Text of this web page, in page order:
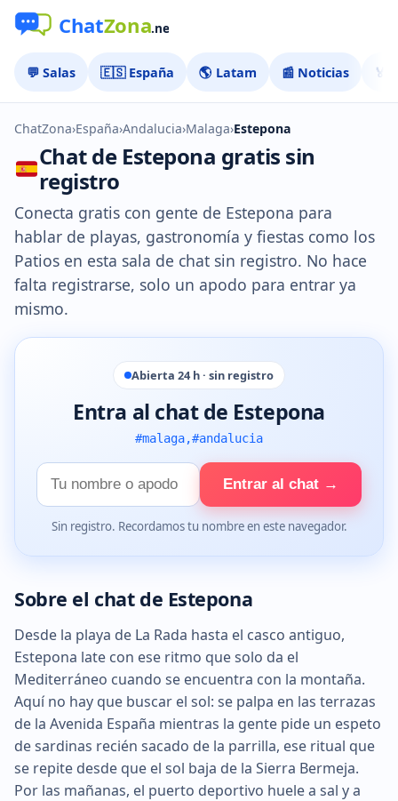
💬 Salas 🇪🇸 España 🌎 Latam 📰 Noticias 🏅
ChatZona›España›Andalucia›Malaga›Estepona
Chat de Estepona gratis sin
registro
Conecta gratis con gente de Estepona para
hablar de playas, gastronomía y fiestas como los
Patios en esta sala de chat sin registro. No hace
falta registrarse, solo un apodo para entrar ya
mismo.
Abierta 24 h · sin registro
Entra al chat de Estepona
#malaga,#andalucia
Tu
nombre
Entrar al chat →
Sin registro. Recordamos tu nombre en este navegador.
Sobre el chat de Estepona
Desde la playa de La Rada hasta el casco antiguo,
Estepona late con ese ritmo que solo da el
Mediterráneo cuando se encuentra con la montaña.
Aquí no hay que buscar el sol: se palpa en las terrazas
de la Avenida España mientras la gente pide un espeto
de sardinas recién sacado de la parrilla, ese ritual que
se repite desde que el sol baja de la Sierra Bermeja.
Por las mañanas, el puerto deportivo huele a sal y a